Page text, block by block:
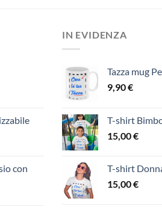
con
IN EVIDENZA
Tazza mug
9,90€
T-shirt
15,00€
T-shirt
15,00€